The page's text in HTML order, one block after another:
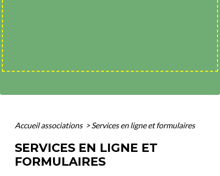
Accueil associations > Services en ligne et formulaires
SERVICES EN LIGNE ET
FORMULAIRES